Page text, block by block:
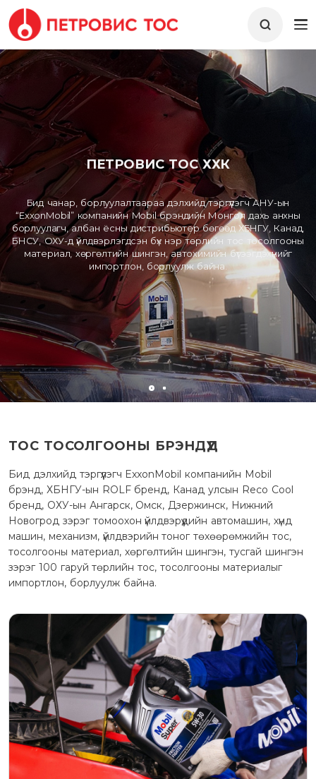
ПЕТРОВИС ТОС ХХК
Бид чанар, борлуулалтаараа дэлхийд тэргүүлэгч АНУ-ын
“ExxonMobil” компанийн Mobil брэндийн Монгол дахь анхны
борлуулагч, албан ёсны дистрибьютер бөгөөд ХБНГУ, Канад,
БНСУ, ОХУ-д үйлдвэрлэгдсэн бүх нэр төрлийн тос тосолгооны
материал, хөргөлтийн шингэн, автохимийн бүтээгдэхүүнийг
импортлон, борлуулж байна.
ТОС ТОСОЛГООНЫ БРЭНДҮҮД
Бид дэлхийд тэргүүлэгч ExxonMobil компанийн Mobil
брэнд, ХБНГУ-ын ROLF бренд, Канад улсын Reco Cool
бренд, ОХУ-ын Ангарск, Омск, Дзержинск, Нижний
Новогрод зэрэг томоохон үйлдвэрүүдийн автомашин, хүнд
машин, механизм, үйлдвэрийн тоног төхөөрөмжийн тос,
тосолгооны материал, хөргөлтийн шингэн, тусгай шингэн
зэрэг 100 гаруй төрлийн тос, тосолгооны материалыг
импортлон, борлуулж байна.